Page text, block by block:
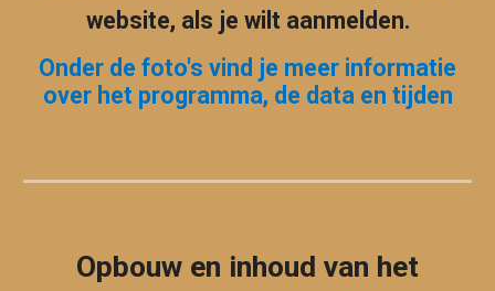
website, als je wilt aanmelden.
Onder de foto's vind je meer informatie
over het programma, de data en tijden
Opbouw en inhoud van het